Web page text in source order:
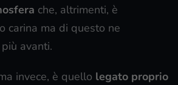
che, altrimenti, è
carina ma di questo ne
avanti.
invece, è quello legato proprio